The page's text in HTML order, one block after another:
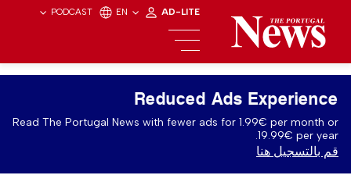
PODCAST EN AD-LITE
Reduced Ads Experience
Read The Portugal News with fewer ads for 1.99€ per month or
19.99€ per year.
قم بالتسجيل هنا